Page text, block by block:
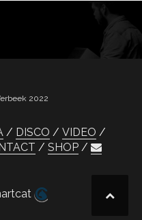
2022
DISCO
VIDEO
SHOP